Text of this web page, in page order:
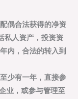
偶合法获得的净资
私人资产，投资资
内，合法的转入到
少有一年，直接参
业，或参与管理至